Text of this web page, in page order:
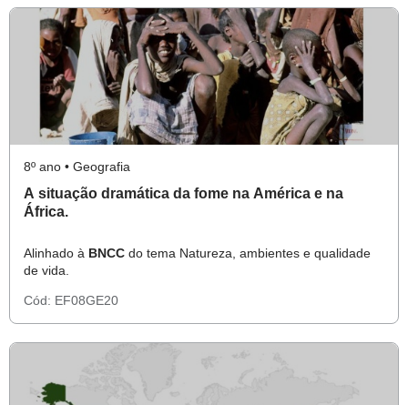
8º ano • Geografia
A situação dramática da fome na América e na
África.
Alinhado à BNCC do tema Natureza, ambientes e qualidade
de vida.
Cód: EF08GE20